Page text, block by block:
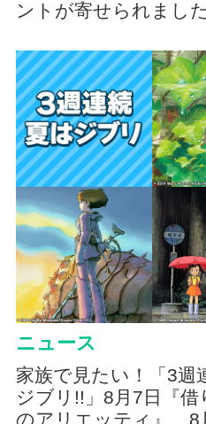
ントが寄せられました
ニュース
家族で見たい！「3週
ジブリ!!」8月7日『借
のアリエッティ』、8